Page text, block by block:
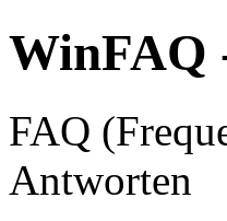
WinFAQ
FAQ
Antworten